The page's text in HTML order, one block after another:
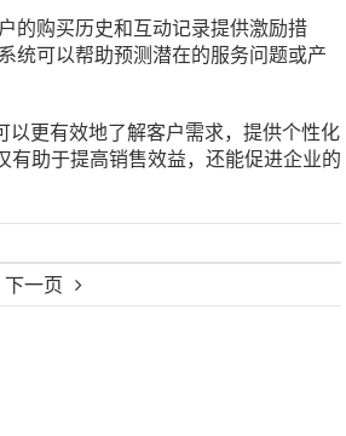
下一页
的购买历史和互动记录提供激励措
统可以帮助预测潜在的服务问题或产
更有效地了解客户需求，提供个性化
有助于提高销售效益，还能促进企业的